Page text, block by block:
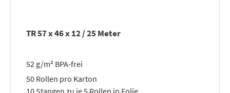
TR 57 x 46 x 12 / 25 Meter
52 g/m² BPA-frei
50 Rollen pro Karton
10 Stangen zu je 5 Rollen in Folie